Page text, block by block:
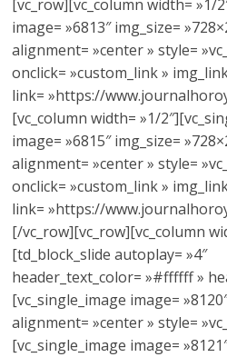
[vc_row][vc_column width= »1/
image= »6813″ img_size=
alignment= »center » style=
onclick= »custom_link »
link= »https://
[vc_column width= »1/
image= »6815″ img_size=
alignment= »center » style=
onclick= »custom_link »
link= »https://
[/vc_row][vc_row][vc_column
[td_block_slide autoplay= »4″
header_text_color= »#ffffff »
[vc_single_image image=
alignment= »center » style=
[vc_single_image image=